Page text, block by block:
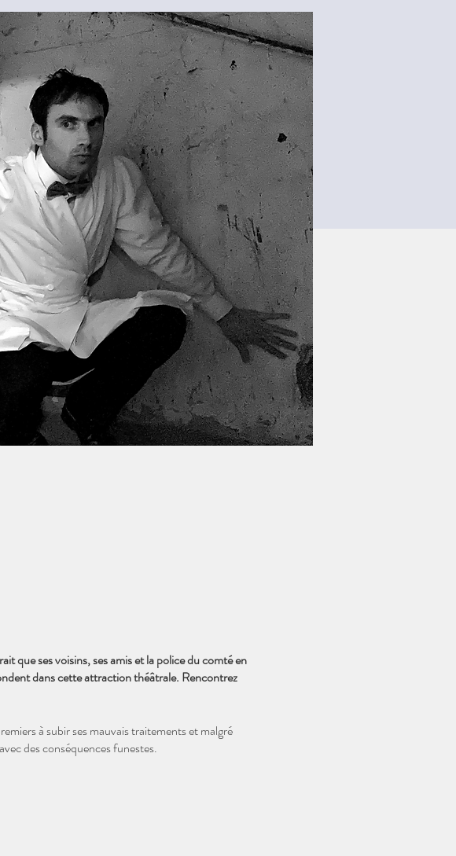
que ses voisins, ses amis et la police du comté en
dans cette attraction théâtrale. Rencontrez
à subir ses mauvais traitements et malgré
des conséquences funestes.